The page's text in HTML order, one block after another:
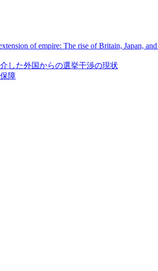
of empire: The rise of Britain, Japan,
した外国からの選挙干渉の現状
障